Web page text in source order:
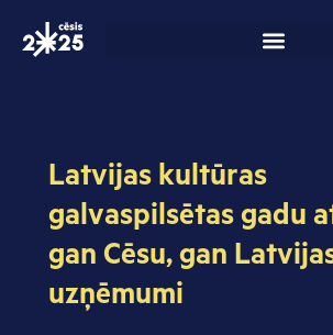
Latvijas kultūras
galvaspilsētas gadu
gan Cēsu, gan
uzņēmumi